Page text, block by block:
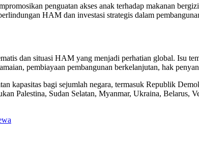
penguatan akses anak terhadap makanan
HAM dan investasi strategis dalam
dan situasi HAM yang menjadi perhatian global. Isu
pembiayaan pembangunan berkelanjutan, hak
kapasitas bagi sejumlah negara, termasuk Republik
Palestina, Sudan Selatan, Myanmar, Ukraina, Belarus,